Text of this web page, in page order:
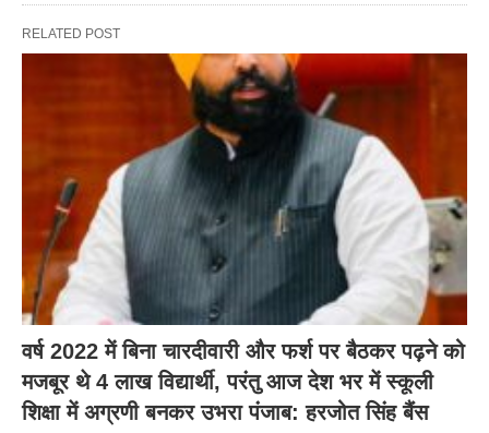
RELATED POST
वर्ष 2022 में बिना चारदीवारी और फर्श पर बैठकर पढ़ने को
मजबूर थे 4 लाख विद्यार्थी, परंतु आज देश भर में स्कूली
शिक्षा में अग्रणी बनकर उभरा पंजाब: हरजोत सिंह बैंस